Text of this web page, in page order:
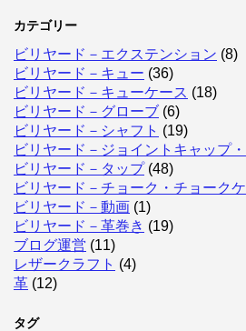
カテゴリー
ビリヤード－エクステンション (8)
ビリヤード－キュー (36)
ビリヤード－キューケース (18)
ビリヤード－グローブ (6)
ビリヤード－シャフト (19)
ビリヤード－ジョイントキャップ
ビリヤード－タップ(48)
ビリヤード－チョーク・チョーク
ビリヤード－動画 (1)
ビリヤード－革巻き (19)
ブログ運営 (11)
レザークラフト (4)
革 (12)
タグ